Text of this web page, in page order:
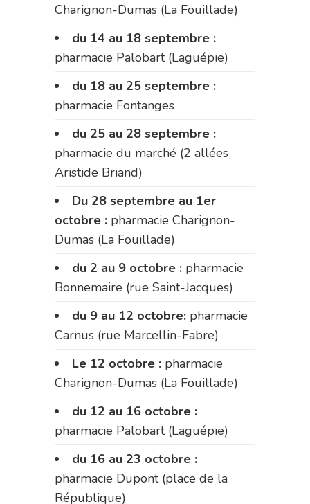
Charignon-Dumas (La Fouillade)
du 14 au 18 septembre :
pharmacie Palobart (Laguépie)
du 18 au 25 septembre :
pharmacie Fontanges
du 25 au 28 septembre :
pharmacie du marché (2 allées
Aristide Briand)
Du 28 septembre au 1er
octobre : pharmacie Charignon-
Dumas (La Fouillade)
du 2 au 9 octobre : pharmacie
Bonnemaire (rue Saint-Jacques)
du 9 au 12 octobre: pharmacie
Carnus (rue Marcellin-Fabre)
Le 12 octobre : pharmacie
Charignon-Dumas (La Fouillade)
du 12 au 16 octobre :
pharmacie Palobart (Laguépie)
du 16 au 23 octobre :
pharmacie Dupont (place de la
République)